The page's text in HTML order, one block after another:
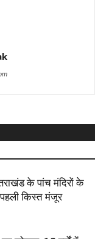
के पांच मंदिरों के
किस्त मंजूर